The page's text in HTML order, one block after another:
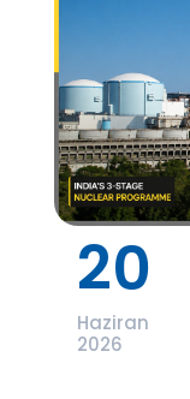
20
Haziran
2026